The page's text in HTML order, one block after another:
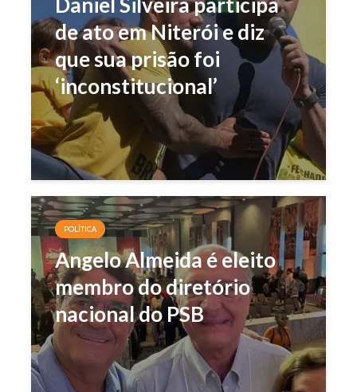
de ato em Niterói e diz
que sua prisão foi
‘inconstitucional’
POLÍTICA
Angelo Almeida é eleito
membro do diretório
nacional do PSB